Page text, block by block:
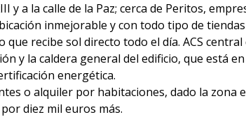
y a la calle de la Paz; cerca de Peritos,
inmejorable y con todo tipo de
recibe sol directo todo el día. ACS
y la caldera general del edificio, que está
energética.
o alquiler por habitaciones, dado la zona
diez mil euros más.